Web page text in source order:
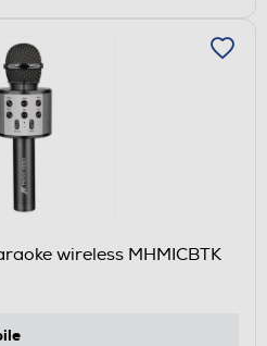
wireless MHMICBTK